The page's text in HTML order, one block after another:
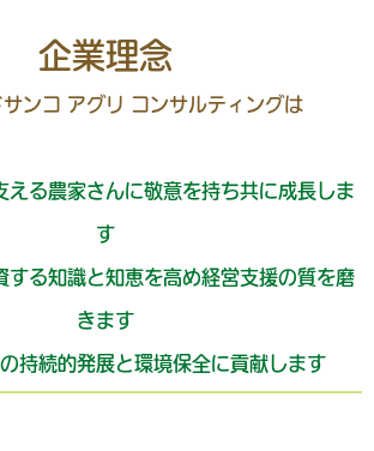
企業理念
ンコ アグリ コンサルティングは
える農家さんに敬意を持ち共に成長しま
す
する知識と知恵を高め経営支援の質を磨
きます
の持続的発展と環境保全に貢献します